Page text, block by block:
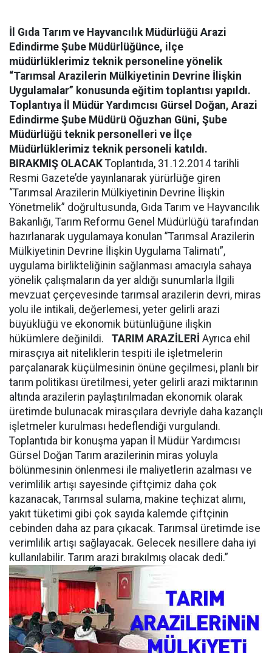
İl Gıda Tarım ve Hayvancılık Müdürlüğü Arazi
Edindirme Şube Müdürlüğünce, ilçe
müdürlüklerimiz teknik personeline yönelik
“Tarımsal Arazilerin Mülkiyetinin Devrine İlişkin
Uygulamalar” konusunda eğitim toplantısı yapıldı.
Toplantıya İl Müdür Yardımcısı Gürsel Doğan, Arazi
Edindirme Şube Müdürü Oğuzhan Güni, Şube
Müdürlüğü teknik personelleri ve İlçe
Müdürlüklerimiz teknik personeli katıldı.
BIRAKMIŞ OLACAK Toplantıda, 31.12.2014 tarihli
Resmi Gazete’de yayınlanarak yürürlüğe giren
“Tarımsal Arazilerin Mülkiyetinin Devrine İlişkin
Yönetmelik” doğrultusunda, Gıda Tarım ve Hayvancılık
Bakanlığı, Tarım Reformu Genel Müdürlüğü tarafından
hazırlanarak uygulamaya konulan ”Tarımsal Arazilerin
Mülkiyetinin Devrine İlişkin Uygulama Talimatı”,
uygulama birlikteliğinin sağlanması amacıyla sahaya
yönelik çalışmaların da yer aldığı sunumlarla İlgili
mevzuat çerçevesinde tarımsal arazilerin devri, miras
yolu ile intikali, değerlemesi, yeter gelirli arazi
büyüklüğü ve ekonomik bütünlüğüne ilişkin
hükümlere değinildi. TARIM ARAZİLERİ Ayrıca ehil
mirasçıya ait niteliklerin tespiti ile işletmelerin
parçalanarak küçülmesinin önüne geçilmesi, planlı bir
tarım politikası üretilmesi, yeter gelirli arazi miktarının
altında arazilerin paylaştırılmadan ekonomik olarak
üretimde bulunacak mirasçılara devriyle daha kazançlı
işletmeler kurulması hedeflendiği vurgulandı.
Toplantıda bir konuşma yapan İl Müdür Yardımcısı
Gürsel Doğan Tarım arazilerinin miras yoluyla
bölünmesinin önlenmesi ile maliyetlerin azalması ve
verimlilik artışı sayesinde çiftçimiz daha çok
kazanacak, Tarımsal sulama, makine teçhizat alımı,
yakıt tüketimi gibi çok sayıda kalemde çiftçinin
cebinden daha az para çıkacak. Tarımsal üretimde ise
verimlilik artışı sağlayacak. Gelecek nesillere daha iyi
kullanılabilir. Tarım arazi bırakılmış olacak dedi.”